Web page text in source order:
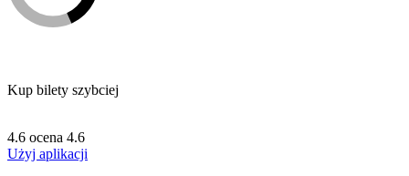
Kup bilety szybciej
4.6 ocena 4.6
Użyj aplikacji